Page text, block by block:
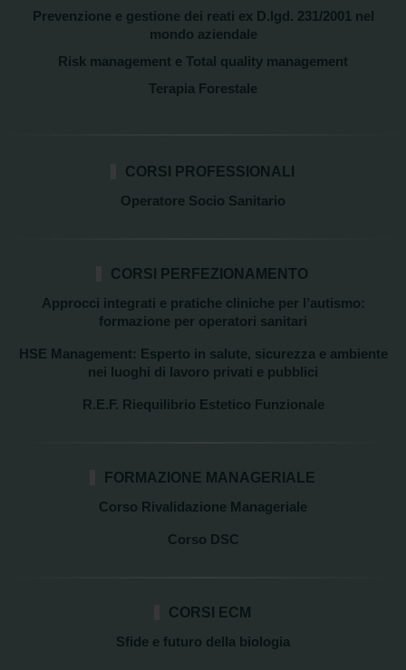
Prevenzione e gestione dei reati ex D.lgd. 231/2001 nel
mondo aziendale
Risk management e Total quality management
Terapia Forestale
CORSI PROFESSIONALI
Operatore Socio Sanitario
CORSI PERFEZIONAMENTO
Approcci integrati e pratiche cliniche per l’autismo:
formazione per operatori sanitari
HSE Management: Esperto in salute, sicurezza e ambiente
nei luoghi di lavoro privati e pubblici
R.E.F. Riequilibrio Estetico Funzionale
FORMAZIONE MANAGERIALE
Corso Rivalidazione Manageriale
Corso DSC
CORSI ECM
Sfide e futuro della biologia